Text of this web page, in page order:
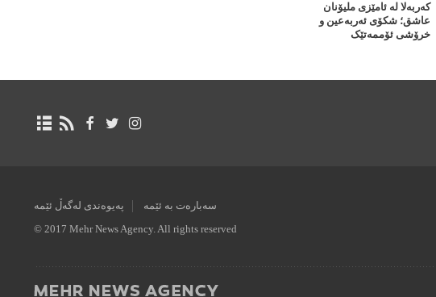
کەربەلا لە ئامێزی ملیۆنان
عاشق؛ شکۆی ئەربەعین و
خرۆشی ئۆممەتێک
سەبارەت بە ئێمە پەیوەندی لەگەڵ ئێمە
© 2017 Mehr News Agency. All rights reserved